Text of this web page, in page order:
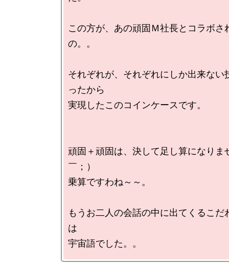
この方が、あの頑固Ｍ社長とコラボさ
の。。
それぞれが、それぞれにしか出来ない
ったから
実現したこのコインケースです。
頑固＋頑固は、決して足し算になり
￣；）
乗算ですわね～～。
もうお二人の会話の中に出てくるこだ
は